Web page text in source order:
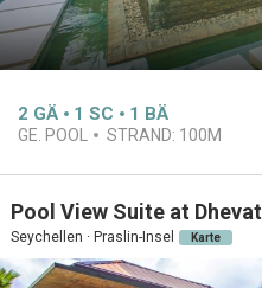
2 GÄ 1 SC 1 BÄ
GE. POOL STRAND: 100M
Pool View Suite at
Seychellen · Praslin-Insel Karte